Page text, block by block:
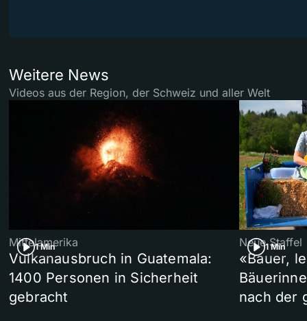
Weitere News
Videos aus der Region, der Schweiz und aller Welt
1 Min
Mittelamerika
Vulkanausbruch in Guatemala:
1400 Personen in Sicherheit
gebracht
1 Min
Neue Staffel
«Bauer,
nach der